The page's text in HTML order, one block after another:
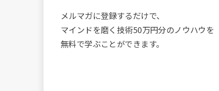
メルマガに登録するだけで、
マインドを磨く技術50万円分のノウハウを
無料で学ぶことができます。